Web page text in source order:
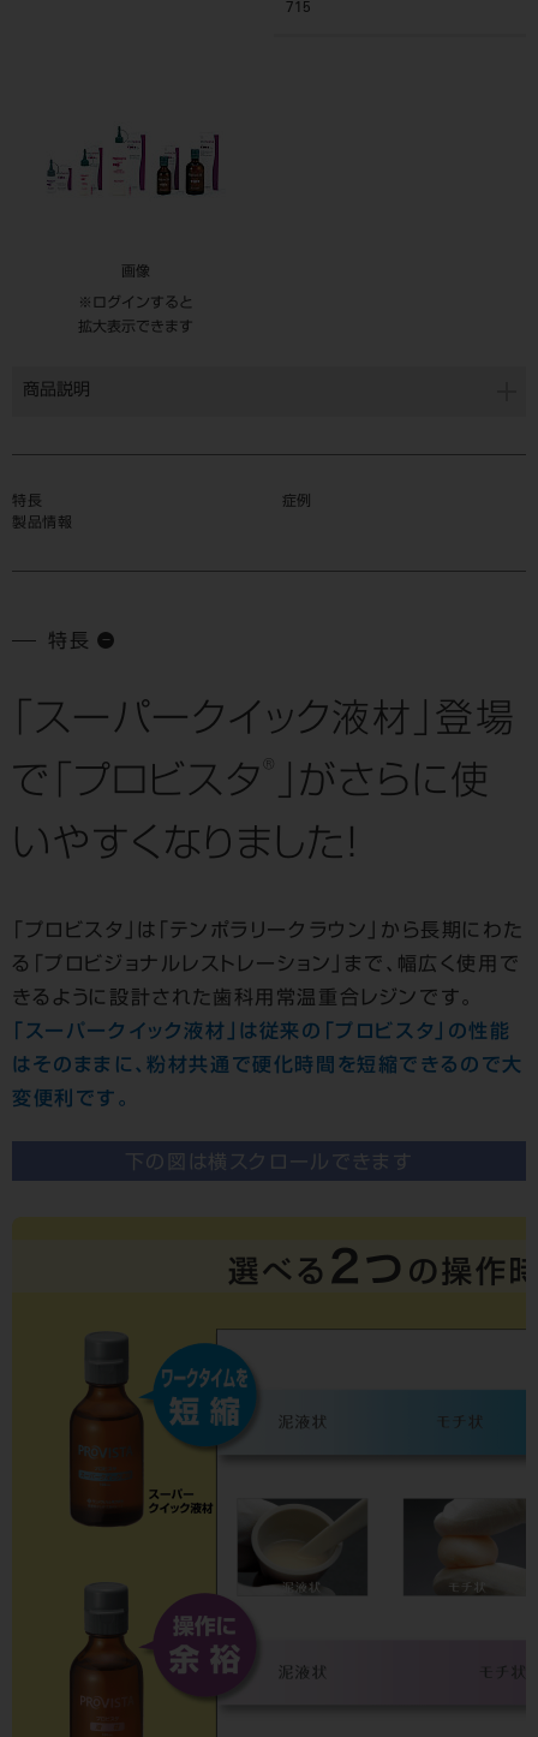
715
画像
※ログインすると
拡大表示できます
商品説明
特長
症例
製品情報
特長
「スーパークイック液材」登場
で
「プロビスタ ® 」がさらに使
いやすくなりました！
「プロビスタ」は「テンポラリークラウン」から長期にわた
る「プロビジョナルレストレーション」まで、 幅広く使用で
きるように設計された歯科用常温重合レジンです。
「スーパークイック液材」は従来の「プロビスタ」の性能
はそのままに、粉材共通で硬化時間を短縮できるので大
変便利です。
下の図は横スクロールできます